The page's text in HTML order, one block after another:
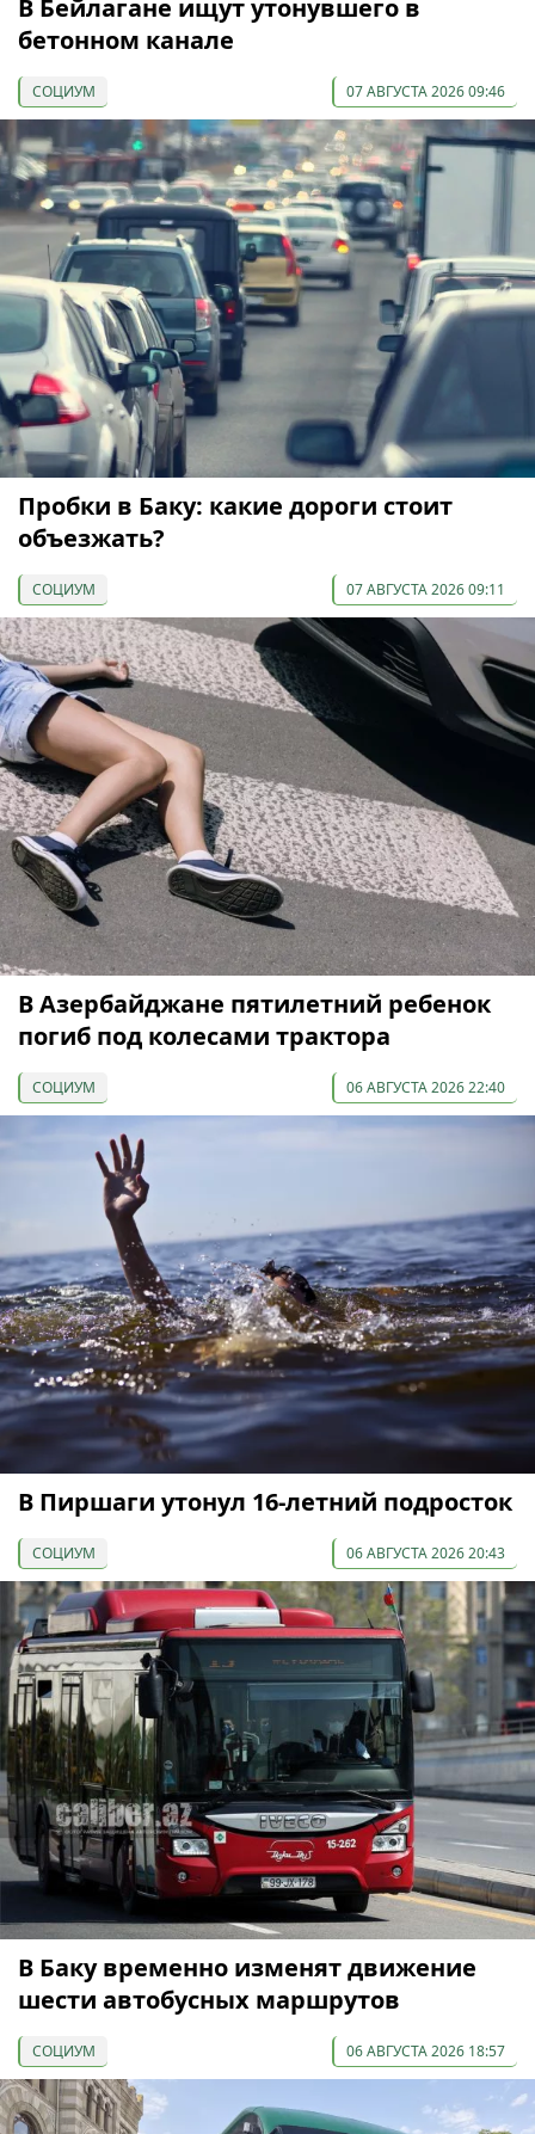
В Бейлагане ищут утонувшего в
бетонном канале
СОЦИУМ 07 АВГУСТА 2026 09:46
Пробки в Баку: какие дороги стоит
объезжать?
СОЦИУМ 07 АВГУСТА 2026 09:11
В Азербайджане пятилетний ребенок
погиб под колесами трактора
СОЦИУМ 06 АВГУСТА 2026 22:40
В Пиршаги утонул 16-летний подросток
СОЦИУМ 06 АВГУСТА 2026 20:43
В Баку временно изменят движение
шести автобусных маршрутов
СОЦИУМ 06 АВГУСТА 2026 18:57